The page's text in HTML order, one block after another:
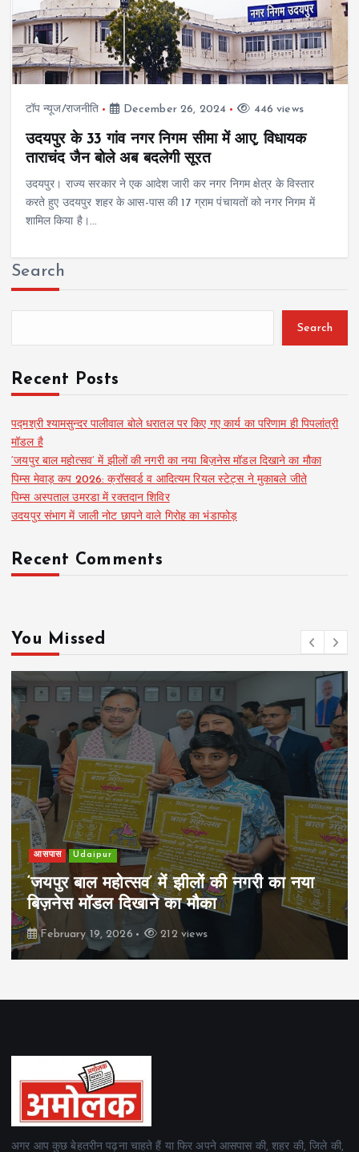
टॉप न्यूज/राजनीति December 26, 2024 446 views
उदयपुर के 33 गांव नगर निगम सीमा में आए, विधायक
ताराचंद जैन बोले अब बदलेगी सूरत
उदयपुर। राज्य सरकार ने एक आदेश जारी कर नगर निगम क्षेत्र के विस्तार
करते हुए उदयपुर शहर के आस-पास की 17 ग्राम पंचायतों को नगर निगम में
शामिल किया है।…
Search
Search
Recent Posts
पद्मश्री श्यामसुन्दर पालीवाल बोले धरातल पर किए गए कार्य का परिणाम ही पिपलांत्री
मॉडल है
‘जयपुर बाल महोत्सव’ में झीलों की नगरी का नया बिज़नेस मॉडल दिखाने का मौका
पिम्स मेवाड़ कप 2026: क्रॉसवर्ड व आदित्यम रियल स्टेट्स ने मुकाबले जीते
पिम्स अस्पताल उमरडा में रक्तदान शिविर
उदयपुर संभाग में जाली नोट छापने वाले गिरोह का भंडाफोड़
Recent Comments
You Missed
आसपास Udaipur
‘जयपुर बाल महोत्सव’ में झीलों की नगरी का नया
बिज़नेस मॉडल दिखाने का मौका
February 19, 2026 212 views
अगर आप कुछ बेहतरीन पढ़ना चाहते हैं या फिर अपने आसपास की, शहर की, जिले की,